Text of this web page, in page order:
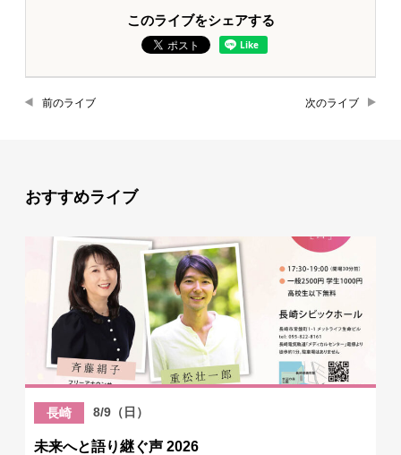
このライブをシェアする
前のライブ 次のライブ
おすすめライブ
長崎 8/9（日）
未来へと語り継ぐ声 2026